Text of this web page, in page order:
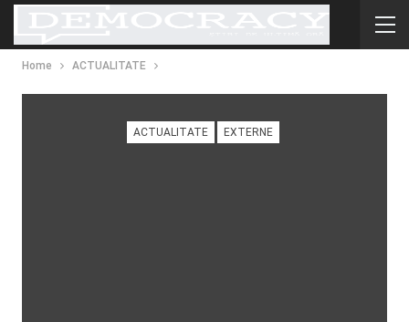
Home ACTUALITATE
ACTUALITATE EXTERNE